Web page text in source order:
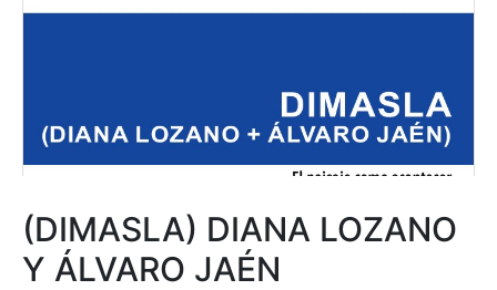
(DIMASLA) DIANA LOZANO
Y ÁLVARO JAÉN